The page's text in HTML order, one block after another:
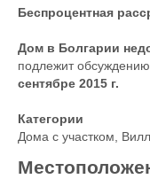
Беспроцентная
Дом в Болгарии
подлежит
сентябре 2015 г.
Категории
Дома с участком,